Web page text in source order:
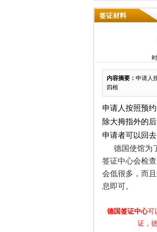
签证材料
内容摘要： 申请人
四根
申请人 按照预
除大拇指外的
申请者可以回去
德国使馆为
签证中心会检
会低很多，而
息即可。
德国签证中心可
证，